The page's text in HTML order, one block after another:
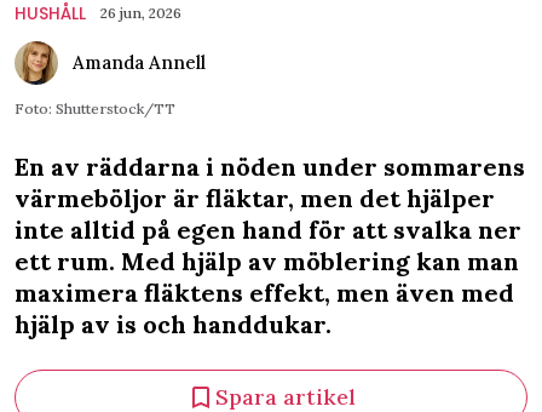
HUSHÅLL 26 jun, 2026
Amanda Annell
Foto: Shutterstock/TT
En av räddarna i nöden under sommarens
värmeböljor är fläktar, men det hjälper
inte alltid på egen hand för att svalka ner
ett rum. Med hjälp av möblering kan man
maximera fläktens effekt, men även med
hjälp av is och handdukar.
Spara artikel